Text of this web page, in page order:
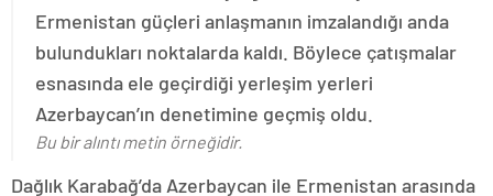
Ermenistan güçleri anlaşmanın imzalandığı anda
bulundukları noktalarda kaldı. Böylece çatışmalar
esnasında ele geçirdiği yerleşim yerleri
Azerbaycan’ın denetimine geçmiş oldu.
Bu bir alıntı metin örneğidir.
Dağlık Karabağ’da Azerbaycan ile Ermenistan arasında